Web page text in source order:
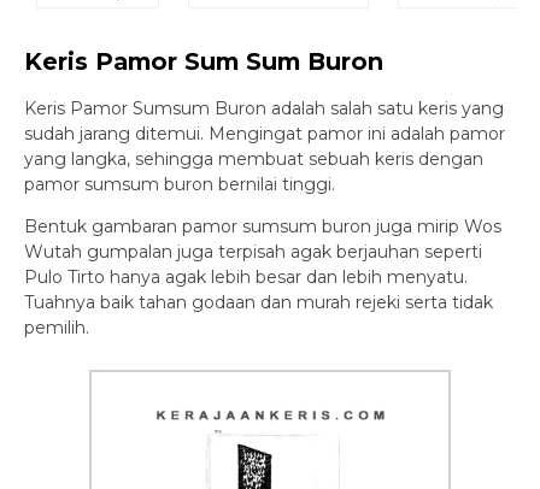
Keris Pamor Sum Sum Buron
Keris Pamor Sumsum Buron adalah salah satu keris yang
sudah jarang ditemui. Mengingat pamor ini adalah pamor
yang langka, sehingga membuat sebuah keris dengan
pamor sumsum buron bernilai tinggi.
Bentuk gambaran pamor sumsum buron juga mirip Wos
Wutah gumpalan juga terpisah agak berjauhan seperti
Pulo Tirto hanya agak lebih besar dan lebih menyatu.
Tuahnya baik tahan godaan dan murah rejeki serta tidak
pemilih.